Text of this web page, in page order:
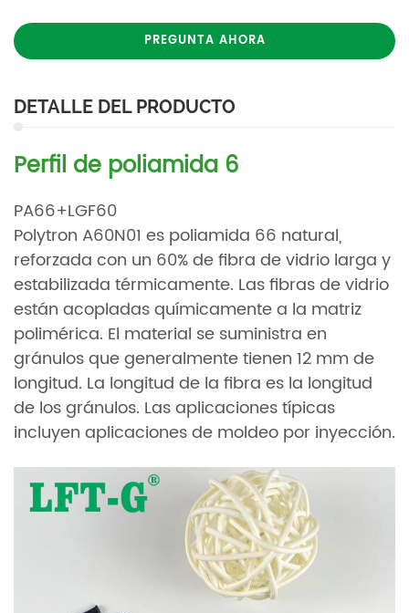
PREGUNTA AHORA
DETALLE DEL PRODUCTO
Perfil de poliamida 6
PA66+LGF60
Polytron A60N01 es poliamida 66 natural,
reforzada con un 60% de fibra de vidrio larga y
estabilizada térmicamente. Las fibras de vidrio
están acopladas químicamente a la matriz
polimérica. El material se suministra en
gránulos que generalmente tienen 12 mm de
longitud. La longitud de la fibra es la longitud
de los gránulos. Las aplicaciones típicas
incluyen aplicaciones de moldeo por inyección.